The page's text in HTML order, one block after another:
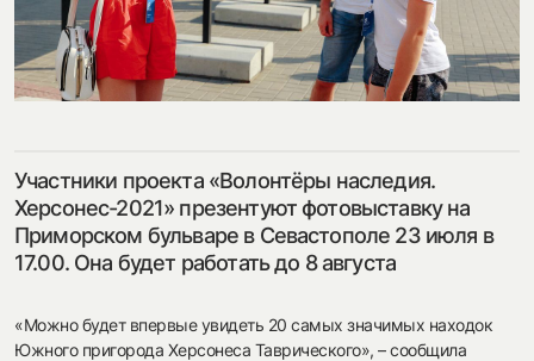
посмотреть на карте
смотреть
Участники проекта «Волонтёры наследия.
Херсонес-2021» презентуют фотовыставку на
Приморском бульваре в Севастополе 23 июля в
17.00. Она будет работать до 8 августа
«Можно будет впервые увидеть 20 самых значимых находок
Южного пригорода Херсонеса Таврического», – сообщила